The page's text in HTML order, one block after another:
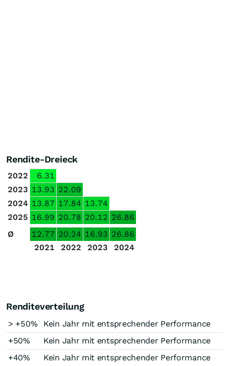
Rendite-Dreieck
2022
6.31
2023 13.93 22.09
2024 13.87 17.84 13.74
2025 16.99 20.78 20.12 26.86
Ø
12.77 20.24 16.93 26.86
2021
2022 2023 2024
Renditeverteilung
> +50%
Kein Jahr mit entsprechender Performance
+50%
Kein Jahr mit entsprechender Performance
+40%
Kein Jahr mit entsprechender Performance